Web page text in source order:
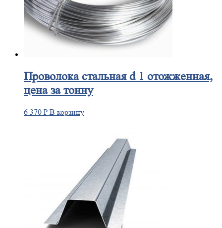
Проволокастальная d 1 отожженная,
цена за тонну
6 370 ₽ В корзину